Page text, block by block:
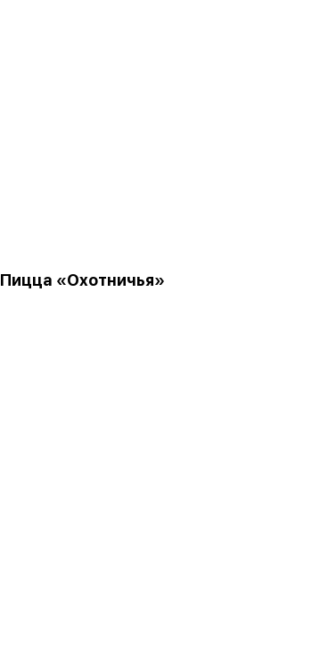
Пицца «Охотничья»